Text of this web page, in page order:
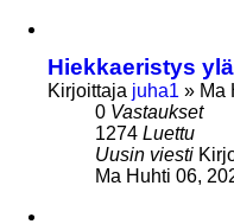
Hiekkaeristys
Kirjoittaja juha1 » Ma
0 Vastaukset
1274 Luettu
Uusin viesti
Ma Huhti 06,